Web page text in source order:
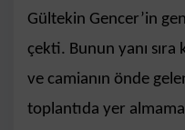
Gültekin Gencer’in
çekti. Bunun yanı sıra
ve camianın önde
toplantıda yer